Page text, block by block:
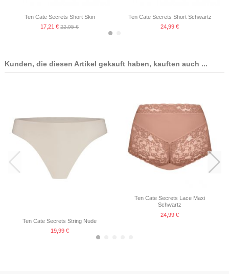
Ten Cate Secrets Short Skin
17,21 €22,95 €
Ten Cate Secrets Short Schwartz
24,99 €
Ten Cate Secrets Short Rood
Kunden, die diesen Artikel gekauft haben, kauften auch ...
Ten Cate Secrets String Nude
19,99 €
Ten Cate Secrets Lace Maxi
Schwartz
24,99 €